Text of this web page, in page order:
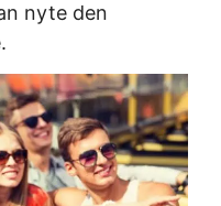
nyte den